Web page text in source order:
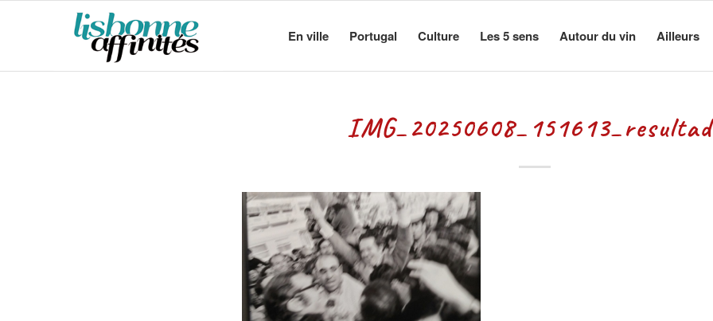
En ville Portugal Culture Les 5 sens Autour du vin Ailleurs